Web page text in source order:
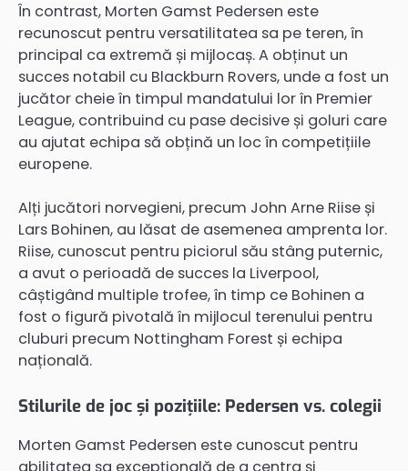
În contrast, Morten Gamst Pedersen este
recunoscut pentru versatilitatea sa pe teren, în
principal ca extremă și mijlocaș. A obținut un
succes notabil cu Blackburn Rovers, unde a fost un
jucător cheie în timpul mandatului lor în Premier
League, contribuind cu pase decisive și goluri care
au ajutat echipa să obțină un loc în competițiile
europene.
Alți jucători norvegieni, precum John Arne Riise și
Lars Bohinen, au lăsat de asemenea amprenta lor.
Riise, cunoscut pentru piciorul său stâng puternic,
a avut o perioadă de succes la Liverpool,
câștigând multiple trofee, în timp ce Bohinen a
fost o figură pivotală în mijlocul terenului pentru
cluburi precum Nottingham Forest și echipa
națională.
Stilurile de joc și pozițiile: Pedersen vs. colegii
Morten Gamst Pedersen este cunoscut pentru
abilitatea sa excepțională de a centra și